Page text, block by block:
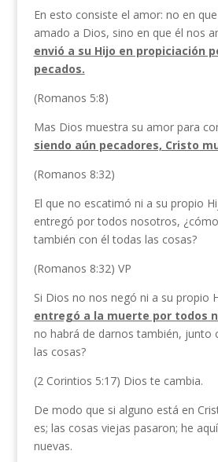
En esto consiste el amor: no en
amado a Dios, sino en que él nos
envió a su Hijo en propiciación
pecados.
(Romanos 5:8)
Mas Dios muestra su amor para
siendo aún pecadores, Cristo
(Romanos 8:32)
El que no escatimó ni a su propio
entregó por todos nosotros,
también con él todas las cosas?
(Romanos 8:32) VP
Si Dios no nos negó ni a su propio
entregó a la muerte por todos
no habrá de darnos también, junto
las cosas?
(2 Corintios 5:17) Dios te cambia.
De modo que si alguno está en
es; las cosas viejas pasaron; he
nuevas.